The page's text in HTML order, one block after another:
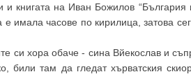
книгата на Иван Божилов “България
е имала часове по кирилица, затова
хора обаче - сина Вйекослав и
били там да гледат хърватския